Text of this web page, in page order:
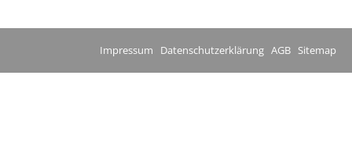
Impressum Datenschutzerklärung AGB Sitemap